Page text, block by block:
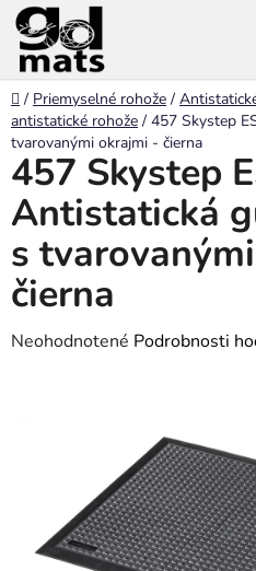
Prejsť
na
obsah
Domov
/ Priemyselné rohože /
antistatické rohože / 457 Skystep
tvarovanými okrajmi - čierna
457 Skystep
Antistatická
s
čierna
Priemerné
hviezdičiek.
Neohodnotené Podrobnosti